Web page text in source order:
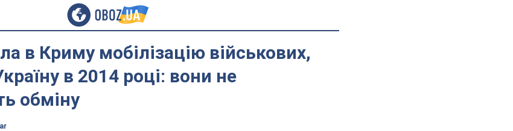
в Криму мобілізацію військових,
в 2014 році: вони не
обміну